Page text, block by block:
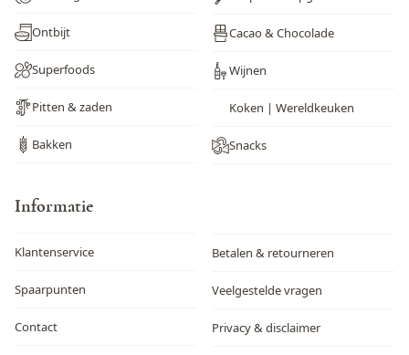
Ontbijt
Superfoods
Pitten & zaden
Bakken
Cacao & Chocolade
Wijnen
Koken | Wereldkeuken
Snacks
Informatie
Klantenservice
Spaarpunten
Contact
Betalen & retourneren
Veelgestelde vragen
Privacy & disclaimer